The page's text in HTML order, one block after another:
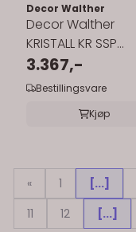
Decor Walther
Decor Walther
KRISTALL KR SSP
såpedispenser -
gull pumpe
3.367,-
Bestillingsvare
Kjøp
« 1 [...]
11
12 [...]